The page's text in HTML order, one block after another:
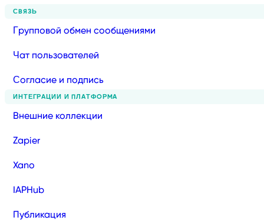
СВЯЗЬ
Групповой обмен сообщениями
Чат пользователей
Согласие и подпись
ИНТЕГРАЦИИ И ПЛАТФОРМА
Внешние коллекции
Zapier
Xano
IAPHub
Публикация